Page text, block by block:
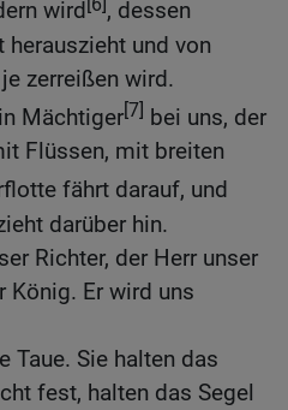
wird
, dessen
und von
zerreißen wird.
Mächtiger[7] bei uns, der
Flüssen, mit breiten
fährt darauf, und
darüber hin.
Richter, der Herr unser
König. Er wird uns
Taue. Sie halten das
fest, halten das Segel